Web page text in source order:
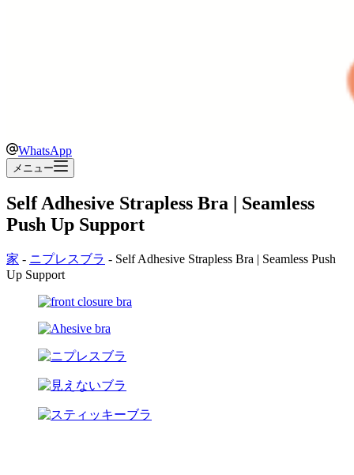
WhatsApp
メニュー
Self Adhesive Strapless Bra | Seamless
Push Up Support
家 - ニプレスブラ - Self Adhesive Strapless Bra | Seamless Push
Up Support